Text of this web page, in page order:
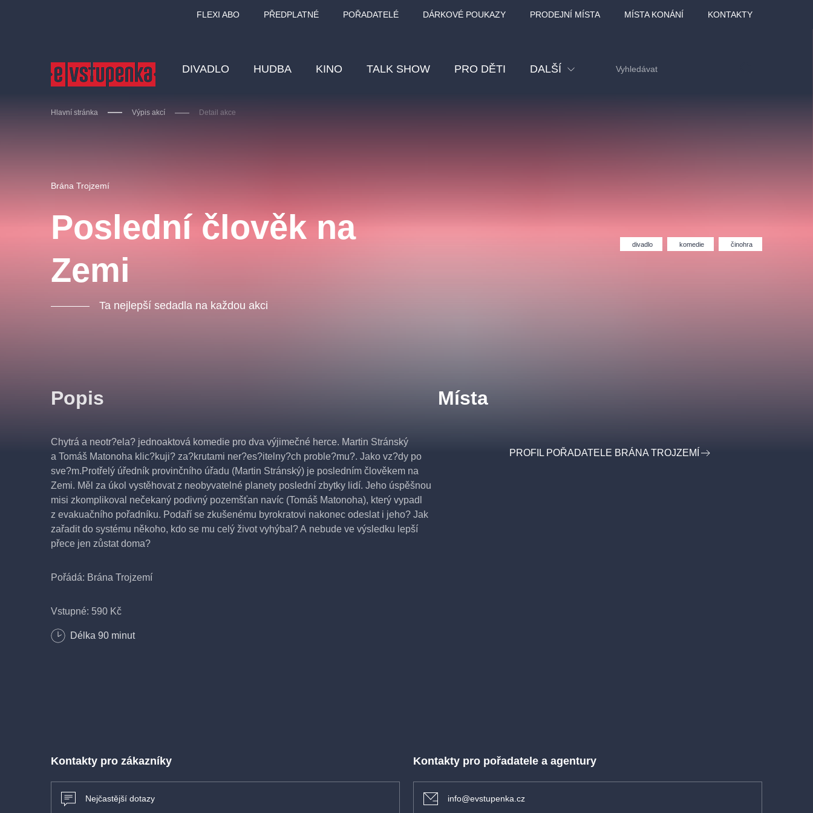
FLEXI ABO PŘEDPLATNÉ POŘADATELÉ DÁRKOVÉ POUKAZY PRODEJNÍ MÍSTA MÍSTA KONÁNÍ KONTAKTY
DIVADLO HUDBA KINO TALK SHOW PRO DĚTI DALŠÍ
Hlavní stránka Výpis akcí Detail akce
Brána Trojzemí
Poslední člověk na
Zemi
Ta nejlepší sedadla na každou akci
divadlo komedie činohra
Popis
Chytrá a neotr?ela? jednoaktová komedie pro dva výjimečné herce. Martin Stránský
a Tomáš Matonoha klic?kuji? za?krutami ner?es?itelny?ch proble?mu?. Jako vz?dy po
sve?m.Protřelý úředník provinčního úřadu (Martin Stránský) je posledním člověkem na
Zemi. Měl za úkol vystěhovat z neobyvatelné planety poslední zbytky lidí. Jeho úspěšnou
misi zkomplikoval nečekaný podivný pozemšťan navíc (Tomáš Matonoha), který vypadl
z evakuačního pořadníku. Podaří se zkušenému byrokratovi nakonec odeslat i jeho? Jak
zařadit do systému někoho, kdo se mu celý život vyhýbal? A nebude ve výsledku lepší
přece jen zůstat doma?
Pořádá: Brána Trojzemí
Vstupné: 590 Kč
Délka 90 minut
Místa
PROFIL POŘADATELE BRÁNA TROJZEMÍ
Kontakty pro zákazníky
Nejčastější dotazy
Kontakty pro pořadatele a agentury
info@evstupenka.cz
divadlo premiéra klasickáhudba letníscéna